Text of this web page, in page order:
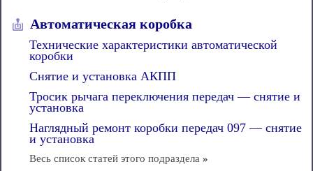
Автоматическая коробка
Технические характеристики автоматической
коробки
Снятие и установка АКПП
Тросик рычага переключения передач — снятие и
установка
Наглядный ремонт коробки передач 097 — снятие
и установка
Весь список статей этого подраздела »